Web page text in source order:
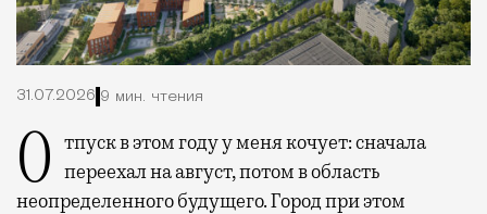
31.07.2026 9 мин. чтения
Отпуск в этом году у меня кочует: сначала переехал на август, потом в область
неопределенного будущего. Город при этом